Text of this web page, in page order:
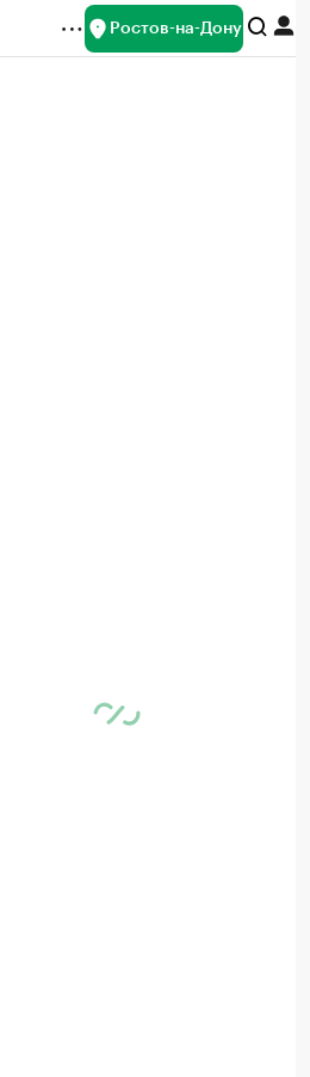
Ростов-на-Дону